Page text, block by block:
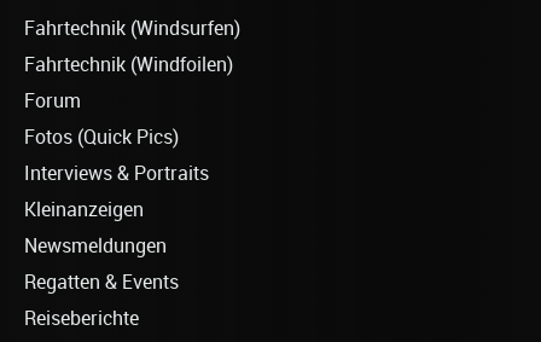
Fahrtechnik (Windsurfen)
Fahrtechnik (Windfoilen)
Forum
Fotos (Quick Pics)
Interviews & Portraits
Kleinanzeigen
Newsmeldungen
Regatten & Events
Reiseberichte